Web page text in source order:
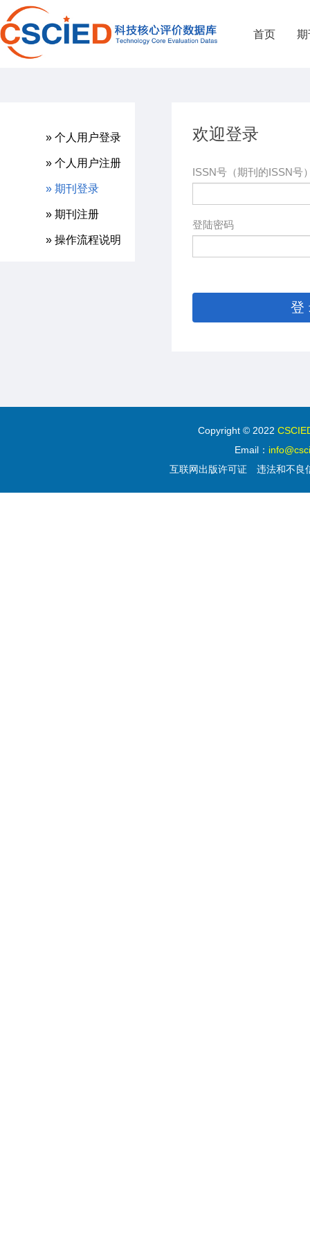
首页 期
» 个人用户登录
» 个人用户注册
» 期刊登录
» 期刊注册
» 操作流程说明
欢迎登录
ISSN号（期刊的ISSN号
登陆密码
Copyright © 2022
Email：
互联网出版许可证
违法和不良